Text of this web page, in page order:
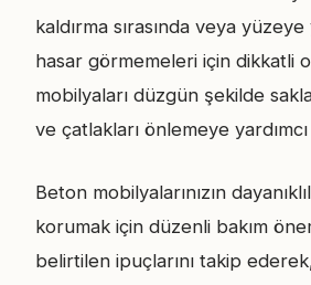
kaldırma sırasında veya
hasar görmemeleri için dikkatli
mobilyaları düzgün şekilde
ve çatlakları önlemeye
Beton mobilyalarınızın
korumak için düzenli bakım
belirtilen ipuçlarını takip